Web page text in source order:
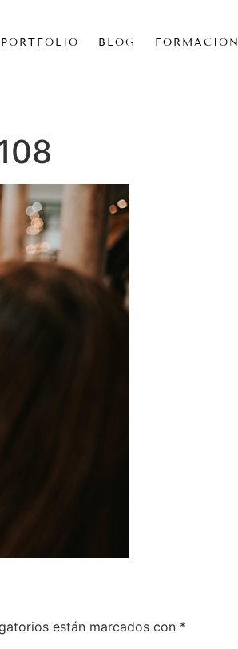
PORTFOLIO BLOG FORMACIÓN
están marcados con *